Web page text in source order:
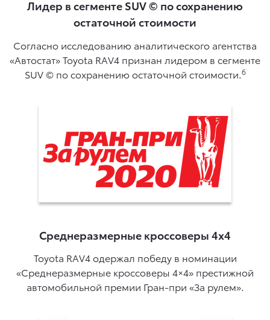
Лидер в сегменте SUV © по сохранению
остаточной стоимости
Согласно исследованию аналитического агентства
«Автостат» Toyota RAV4 признан лидером в сегменте
SUV © по сохранению остаточной стоимости. 6
Среднеразмерные кроссоверы 4x4
Toyota RAV4 одержал победу в номинации
«Среднеразмерные кроссоверы 4×4» престижной
автомобильной премии Гран-при «За рулем».